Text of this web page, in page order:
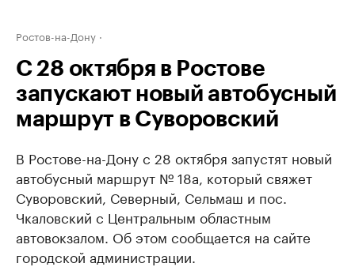
Ростов-на-Дону
С 28 октября в Ростове
запускают новый автобусный
маршрут в Суворовский
В Ростове-на-Дону с 28 октября запустят новый
автобусный маршрут № 18а, который свяжет
Суворовский, Северный, Сельмаш и пос.
Чкаловский с Центральным областным
автовокзалом. Об этом сообщается на сайте
городской администрации.